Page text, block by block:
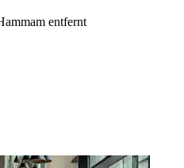
entfernt